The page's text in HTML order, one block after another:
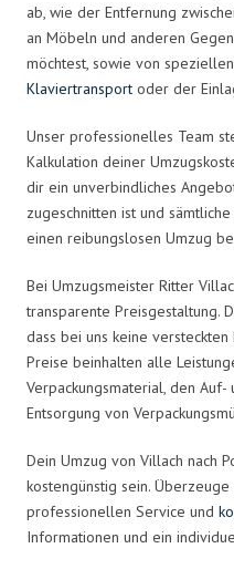
ab, wie der Entfernung
an Möbeln und anderen
möchtest, sowie von
Klaviertransport oder der
Unser professionelles Team
Kalkulation deiner
dir ein unverbindliches
zugeschnitten ist und
einen reibungslosen Umzug
Bei Umzugsmeister Ritter
transparente Preisgestaltung.
dass bei uns keine
Preise beinhalten alle
Verpackungsmaterial, den
Entsorgung von
Dein Umzug von Villach nach
kostengünstig sein.
professionellen Service und
Informationen und ein